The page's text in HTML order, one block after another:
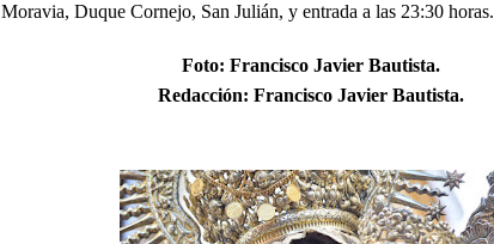
Moravia, Duque Cornejo, San Julián, y entrada a las 23:30 horas.
Foto: Francisco Javier Bautista.
Redacción: Francisco Javier Bautista.